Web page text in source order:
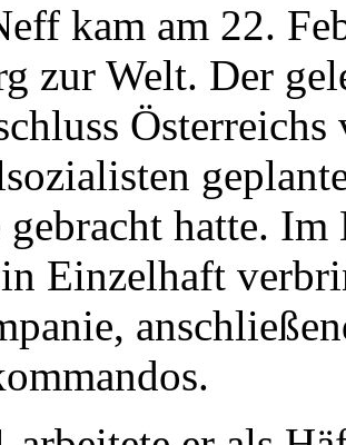
kam am 22.
zur Welt. Der
hatte. Im
Einzelhaft